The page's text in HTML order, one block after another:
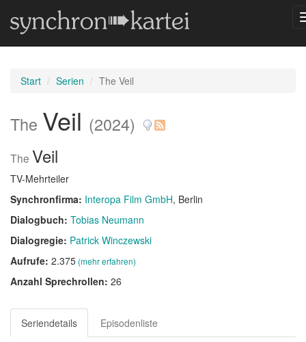
Start Serien The Veil
The Veil (2024)
The Veil
TV-Mehrteiler
Synchronfirma: Interopa Film GmbH, Berlin
Dialogbuch: Tobias Neumann
Dialogregie: Patrick Winczewski
Aufrufe: 2.375(mehr erfahren)
Anzahl Sprechrollen: 26
Seriendetails
Episodenliste